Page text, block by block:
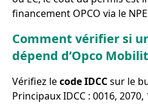
financement OPCO via le
Comment vérifier si
dépend d’Opco
Vérifiez lecode IDCCsur le
Principaux IDCC : 0016, 2070,